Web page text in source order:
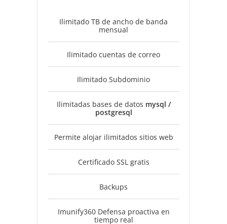
Ilimitado TB de ancho de banda
mensual
Ilimitado cuentas de correo
Ilimitado Subdominio
Ilimitadas bases de datos mysql /
postgresql
Permite alojar ilimitados sitios web
Certificado SSL gratis
Backups
Imunify360 Defensa proactiva en
tiempo real